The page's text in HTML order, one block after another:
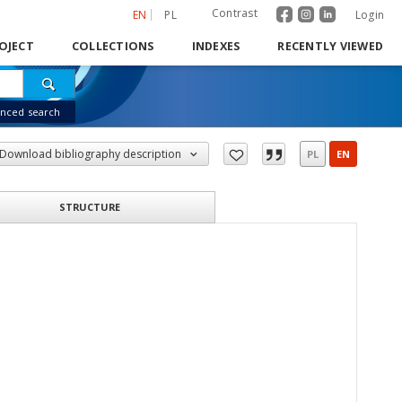
EN PL Contrast Login
COLLECTIONS INDEXES RECENTLY VIEWED
search
Download bibliography description PL EN
STRUCTURE